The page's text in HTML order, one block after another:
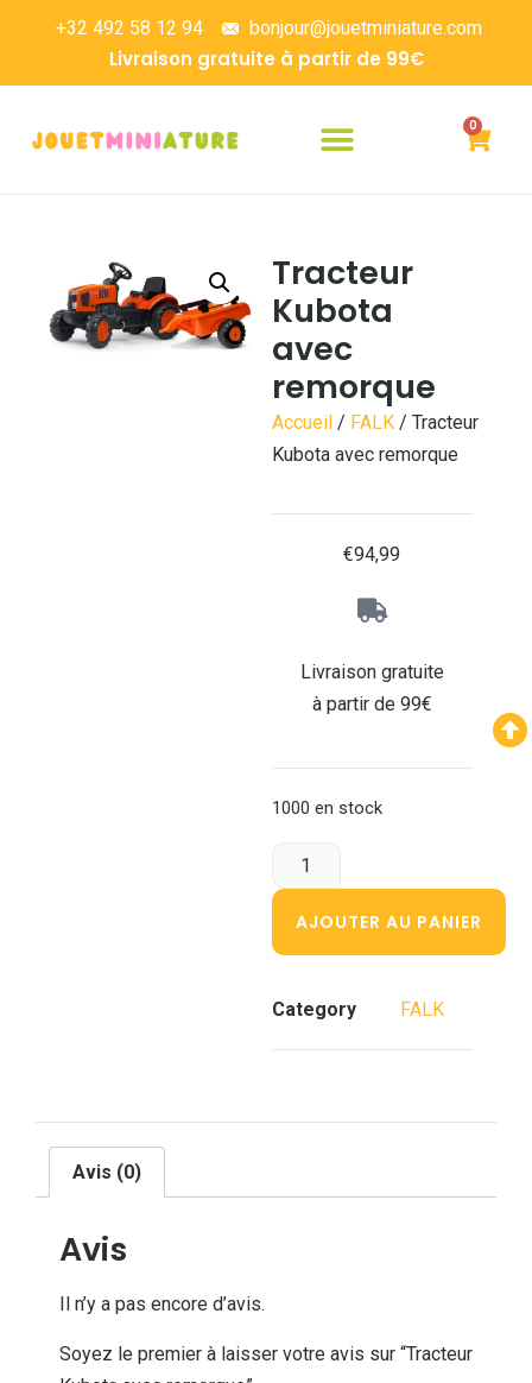
+32 492 58 12 94 bonjour@jouetminiature.com
Livraison gratuite à partir de 99€
0
Tracteur
Kubota
avec
remorque
Accueil/ FALK/ Tracteur
Kubota avec remorque
€94,99
Livraison gratuite
à partir de 99€
1000 en stock
AJOUTER AU PANIER
Category FALK
Avis (0)
Avis
Il n’y a pas encore d’avis.
Soyez le premier à laisser votre avis sur “Tracteur